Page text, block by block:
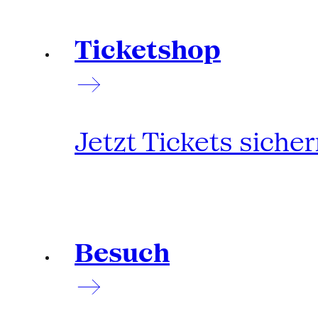
Ticketshop
Jetzt Tickets
Besuch